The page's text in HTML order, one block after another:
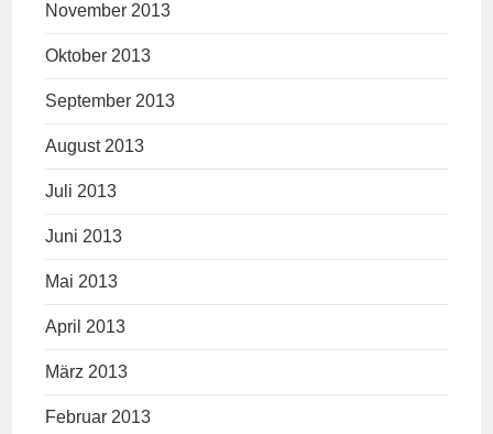
November 2013
Oktober 2013
September 2013
August 2013
Juli 2013
Juni 2013
Mai 2013
April 2013
März 2013
Februar 2013